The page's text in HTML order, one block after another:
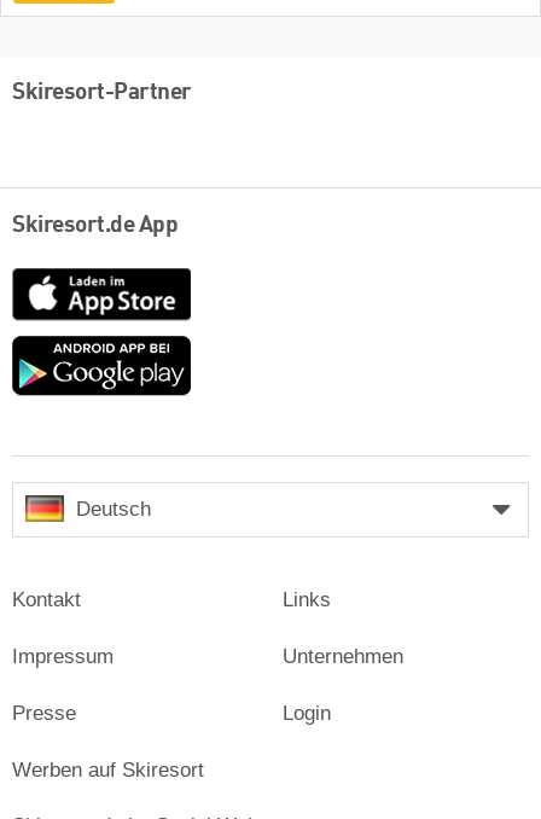
Skiresort-Partner
Skiresort.de App
App
Store
Google
Deutsch
Kontakt
Impressum
Presse
Links
Unternehmen
Login
Werben auf Skiresort